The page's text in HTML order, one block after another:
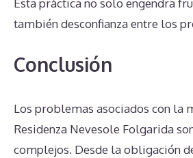
también desconfianza entre los
Conclusión
Los problemas asociados con la
Residenza Nevesole Folgarida
complejos. Desde la obligación